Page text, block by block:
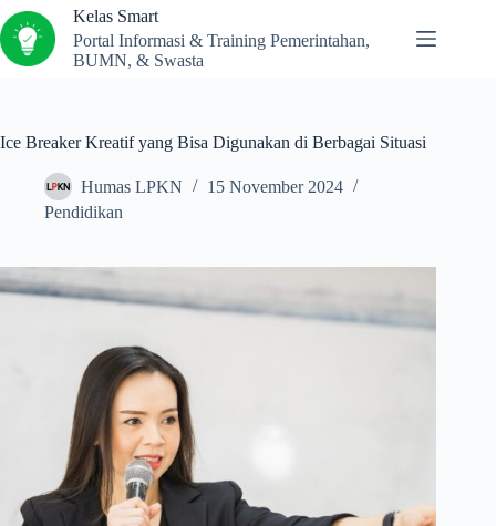
Kelas Smart
Portal Informasi & Training Pemerintahan,
BUMN, & Swasta
Ice Breaker Kreatif yang Bisa Digunakan di Berbagai Situasi
Humas LPKN
15 November 2024
Pendidikan